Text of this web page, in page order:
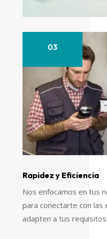
03
Rapidez y Eficiencia
Nos enfocamos en tus
para conectarte con
adapten a tus requisitos.